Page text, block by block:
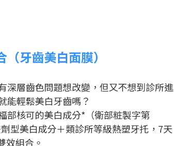
牙齒美白面膜）
深層齒色問題想改變，但又不想到診所進
能輕鬆美白牙齒嗎？
部核可的美白成分*（衛部粧製字第
型美白成分＋類診所等級熱塑牙托，7天
效組合。